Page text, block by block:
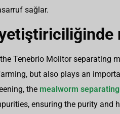
sağlar.
Tenebrio Molitor separating
but also plays an
the mealworm
ensuring the purity and